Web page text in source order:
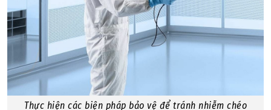
Thực hiện các biện pháp bảo vệ để tránh nhiễm chéo